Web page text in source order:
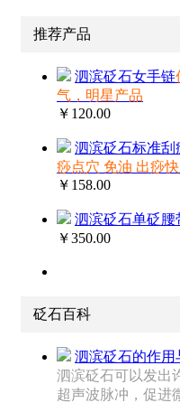
推荐产品
泗滨砭石女手链
气，明星产品
￥120.00
泗滨砭石标准刮
痧点穴 免油 出痧
￥158.00
泗滨砭石单砭腰
￥350.00
砭石百科
泗滨砭石的作用
泗滨砭石可以发出
超声波脉冲，促进